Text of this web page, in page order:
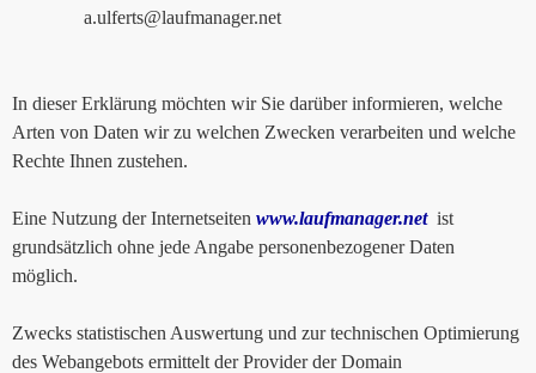
a.ulferts@laufmanager.net
In dieser Erklärung möchten wir Sie darüber informieren, welche
Arten von Daten wir zu welchen Zwecken verarbeiten und welche
Rechte Ihnen zustehen.
Eine Nutzung der Internetseiten www.laufmanager.netist
grundsätzlich ohne jede Angabe personenbezogener Daten
möglich.
Zwecks statistischen Auswertung und zur technischen Optimierung
des Webangebots ermittelt der Provider der Domain